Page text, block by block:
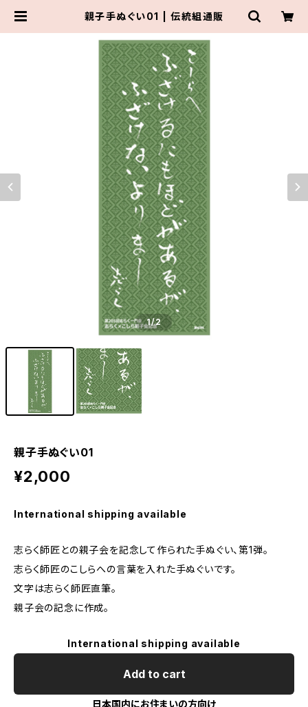
親子手ぬぐい01 | 伝統組通販
1/2
親子手ぬぐい01
¥2,000
International shipping available
志らく師匠との親子会を記念して作られた手ぬぐい、第1弾。
志らく師匠のこしらへの言葉を入れた手ぬぐいです。
文字は志らく師匠直筆。
親子会の記念に作成。
International shipping available
Add to cart
日本国内にお住まいの方向け